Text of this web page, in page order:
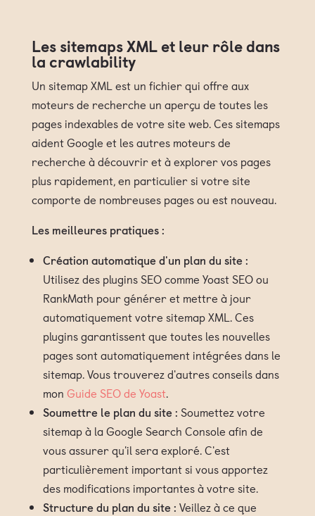
Les sitemaps XML et leur rôle dans
la crawlability
Un sitemap XML est un fichier qui offre aux
moteurs de recherche un aperçu de toutes les
pages indexables de votre site web. Ces sitemaps
aident Google et les autres moteurs de
recherche à découvrir et à explorer vos pages
plus rapidement, en particulier si votre site
comporte de nombreuses pages ou est nouveau.
Les meilleures pratiques :
Création automatique d'un plan du site :
Utilisez des plugins SEO comme Yoast SEO ou
RankMath pour générer et mettre à jour
automatiquement votre sitemap XML. Ces
plugins garantissent que toutes les nouvelles
pages sont automatiquement intégrées dans le
sitemap. Vous trouverez d'autres conseils dans
mon Guide SEO de Yoast.
Soumettre le plan du site : Soumettez votre
sitemap à la Google Search Console afin de
vous assurer qu'il sera exploré. C'est
particulièrement important si vous apportez
des modifications importantes à votre site.
Structure du plan du site : Veillez à ce que